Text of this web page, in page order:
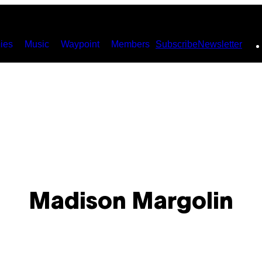
Music Waypoint Members SubscribeNewsletter
Madison Margolin